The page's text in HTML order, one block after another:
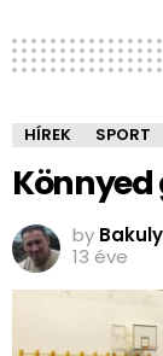
HÍREK SPORT
Könnyed
by
13 éve